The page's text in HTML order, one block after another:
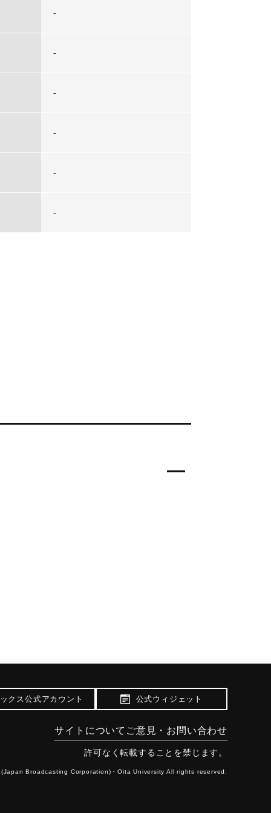
-
-
-
-
-
-
クス公式アカウント 公式ウィジェット
サイトについて ご意見・お問い合わせ
許可なく転載することを禁じます。
Broadcasting Corporation)・Oita University All rights reserved.